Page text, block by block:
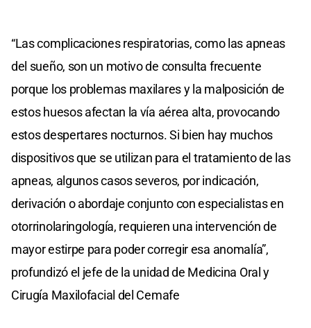
“Las complicaciones respiratorias, como las apneas
del sueño, son un motivo de consulta frecuente
porque los problemas maxilares y la malposición de
estos huesos afectan la vía aérea alta, provocando
estos despertares nocturnos. Si bien hay muchos
dispositivos que se utilizan para el tratamiento de las
apneas, algunos casos severos, por indicación,
derivación o abordaje conjunto con especialistas en
otorrinolaringología, requieren una intervención de
mayor estirpe para poder corregir esa anomalía”,
profundizó el jefe de la unidad de Medicina Oral y
Cirugía Maxilofacial del Cemafe